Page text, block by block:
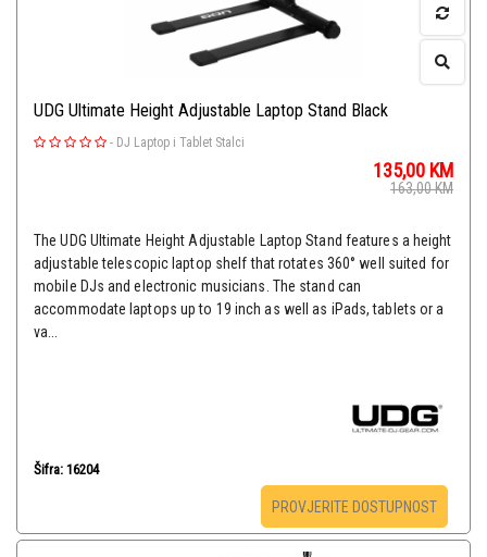
UDG Ultimate Height Adjustable Laptop Stand Black
- DJ Laptop i Tablet Stalci
135,00 KM
163,00KM
The UDG Ultimate Height Adjustable Laptop Stand features a height
adjustable telescopic laptop shelf that rotates 360° well suited for
mobile DJs and electronic musicians. The stand can
accommodate laptops up to 19 inch as well as iPads, tablets or a
va...
Šifra: 16204
PROVJERITE DOSTUPNOST